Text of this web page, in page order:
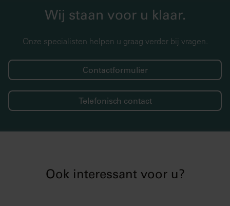
Wij staan voor u klaar.
Onze specialisten helpen u graag verder bij vragen.
Contactformulier
Telefonisch contact
Ook interessant voor u?